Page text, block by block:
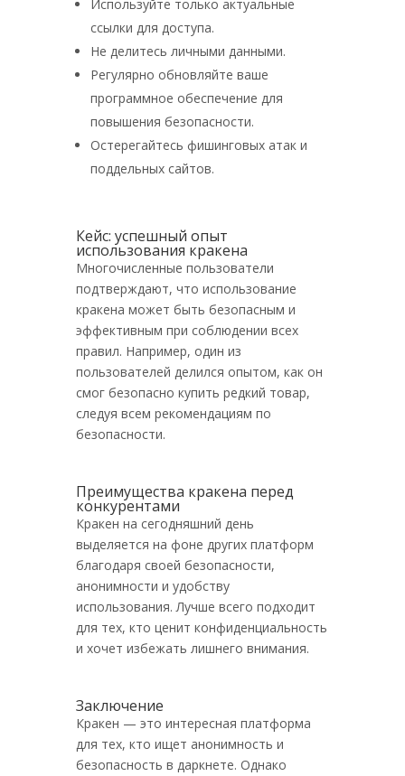
Используйте только актуальные
ссылки для доступа.
Не делитесь личными данными.
Регулярно обновляйте ваше
программное обеспечение для
повышения безопасности.
Остерегайтесь фишинговых атак и
поддельных сайтов.
Кейс: успешный опыт
использования кракена
Многочисленные пользователи
подтверждают, что использование
кракена может быть безопасным и
эффективным при соблюдении всех
правил. Например, один из
пользователей делился опытом, как он
смог безопасно купить редкий товар,
следуя всем рекомендациям по
безопасности.
Преимущества кракена перед
конкурентами
Кракен на сегодняшний день
выделяется на фоне других платформ
благодаря своей безопасности,
анонимности и удобству
использования. Лучше всего подходит
для тех, кто ценит конфиденциальность
и хочет избежать лишнего внимания.
Заключение
Кракен — это интересная платформа
для тех, кто ищет анонимность и
безопасность в даркнете. Однако